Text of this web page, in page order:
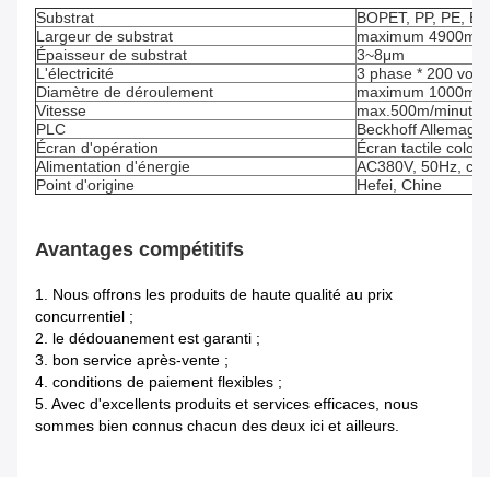
Substrat
BOPET, PP, PE,
Largeur de substrat
maximum 4900mm
Épaisseur de substrat
3~8μm
L'électricité
3 phase * 200
Diamètre de déroulement
maximum 1000mm
Vitesse
max.500m/minute
PLC
Beckhoff
Écran d'opération
Écran tactile
Alimentation d'énergie
AC380V, 50Hz,
Point d'origine
Hefei, Chine
Avantages compétitifs
1. Nous offrons les produits de haute qualité au prix
concurrentiel ;
2. le dédouanement est garanti ;
3. bon service après-vente ;
4. conditions de paiement flexibles ;
5. Avec d'excellents produits et services efficaces, nous
sommes bien connus chacun des deux ici et ailleurs.